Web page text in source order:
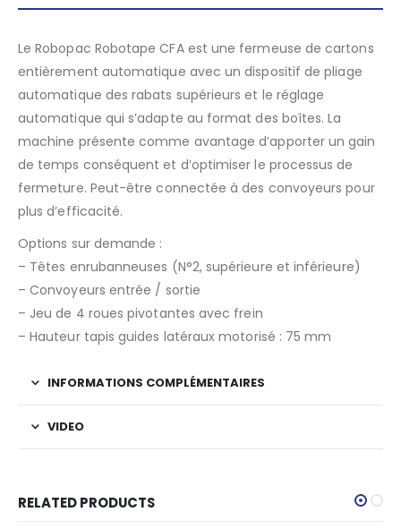
Le Robopac Robotape CFA est une fermeuse de cartons
entièrement automatique avec un dispositif de pliage
automatique des rabats supérieurs et le réglage
automatique qui s’adapte au format des boîtes. La
machine présente comme avantage d’apporter un gain
de temps conséquent et d’optimiser le processus de
fermeture. Peut-être connectée à des convoyeurs pour
plus d’efficacité.
Options sur demande :
– Têtes enrubanneuses (N°2, supérieure et inférieure)
– Convoyeurs entrée / sortie
– Jeu de 4 roues pivotantes avec frein
– Hauteur tapis guides latéraux motorisé : 75 mm
INFORMATIONS COMPLÉMENTAIRES
VIDEO
RELATED PRODUCTS